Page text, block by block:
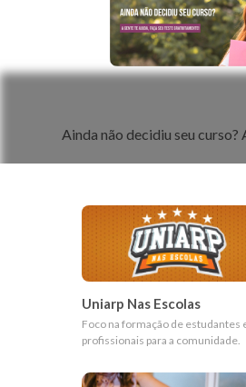
Ainda não decidiu seu curso?
Uniarp Nas Escolas
Foco na formação de estudantes
profissionais para a comunidade.